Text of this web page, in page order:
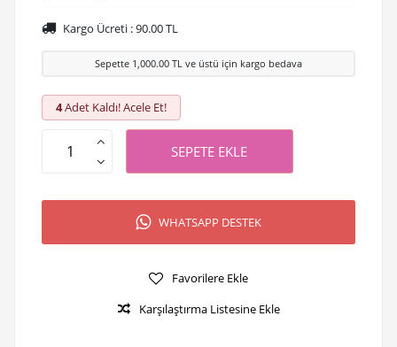
Kargo Ücreti :90.00TL
Sepette 1,000.00 TL ve üstü için kargo bedava
4Adet Kaldı! Acele Et!
SEPETE EKLE
WHATSAPP DESTEK
Favorilere Ekle
Karşılaştırma Listesine Ekle